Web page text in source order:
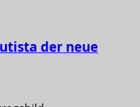
der neue